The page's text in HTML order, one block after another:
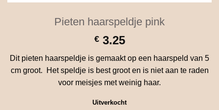
Pieten haarspeldje pink
€3.25
Dit pieten haarspeldje is gemaakt op een haarspeld van 5
cm groot. Het speldje is best groot en is niet aan te raden
voor meisjes met weinig haar.
Uitverkocht